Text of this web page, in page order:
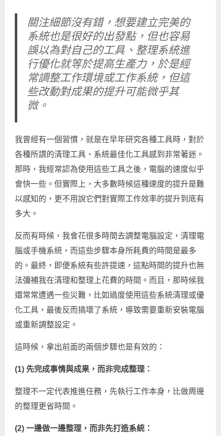
關注細節沒有錯，想要建立完美的
系統也是很好的出發點，但也容易
誤以為對自己的工具、整理系統進
行優化就等於提高生產力，於是經
常調整工作環境或工作系統，但這
些改動對成果的提升可能微乎其
微。
我曾經有一個習慣，就是在早年研究各種工具時，對於
各種所謂的清理工具、系統最佳化工具感到非常著迷。
那時，我經常認為使用這些工具之後，電腦的速度似乎
會快一些。但實際上，大多數時候這種速度的提升是難
以感知的，更不用說它們對實際工作效率的提升到底有
多大。
反而有時候，我會花很多時間去調整電腦設定，清理電
腦或手機系統，而這些步驟本身所耗費的時間是最多
的。最終，即便系統有些許提速，這點時間的提升也無
法彌補我在清理和整理上花費的時間。而且，那時候我
還常常遭遇一些災難，比如過度使用這些系統清理或優
化工具，最後反而搞壞了系統，導致需要重新安裝電腦
或重新調整設定。
這時候，拿出前面的兩個步驟也是有效的：
(1) 先完成事情與成果，而非完成整理：
整理不一定代表推進任務，先執行工作本身，比做周邊
的整理更省時間。
(2) 一邊做一邊整理，而非先打造系統：